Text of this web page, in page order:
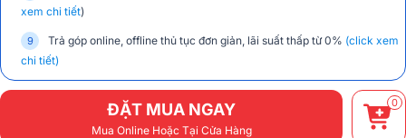
xem chi tiết)
Trả góp online, offline thủ tục đơn giản, lãi suất thấp từ 0% (click xem
chi tiết)
ĐẶT MUA NGAY
Mua Online Hoặc Tại Cửa Hàng
0